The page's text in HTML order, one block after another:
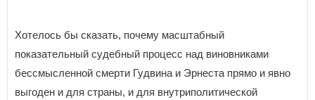
Хотелось бы сказать, почему масштабный
показательный судебный процесс над виновниками
бессмысленной смерти Гудвина и Эрнеста прямо и явно
выгоден и для страны, и для внутриполитической